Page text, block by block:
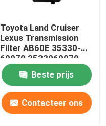
Toyota Land Cruiser
Lexus Transmission
Filter AB60E 35330-
60070 3533060070
Beste prijs
Contacteer ons